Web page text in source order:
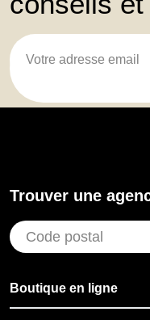
Trouver une
Boutique en ligne